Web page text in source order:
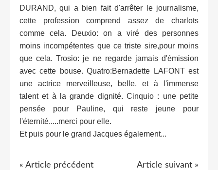
DURAND, qui a bien fait d'arrêter le journalisme,
cette profession comprend assez de charlots
comme cela. Deuxio: on a viré des personnes
moins incompétentes que ce triste sire,pour moins
que cela. Trosio: je ne regarde jamais d'émission
avec cette bouse. Quatro:Bernadette LAFONT est
une actrice merveilleuse, belle, et à l'immense
talent et à la grande dignité. Cinquio : une petite
pensée pour Pauline, qui reste jeune pour
l'éternité.....merci pour elle.
Et puis pour le grand Jacques également...
« Article précédent Article suivant »